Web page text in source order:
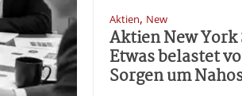
Aktien, New
Aktien New York
Etwas belastet
Sorgen um